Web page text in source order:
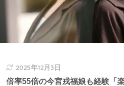
2025年12月3日
倍率55倍の今宮戎福娘も経験「